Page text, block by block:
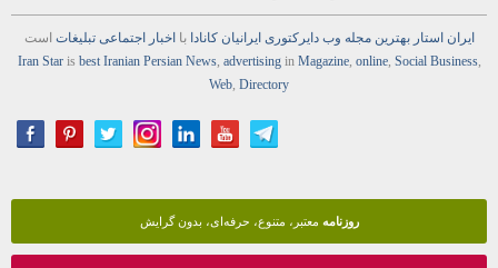
ایران استار بهترین مجله وب دایرکتوری ایرانیان کانادا بااخبار اجتماعی تبلیغات است
Iran Staris best Iranian Persian News, advertisingin Magazine, online, Social Business,
Web Directory
روزنامه معتبر، متنوع، حرفه‌ای، بدون گرایش